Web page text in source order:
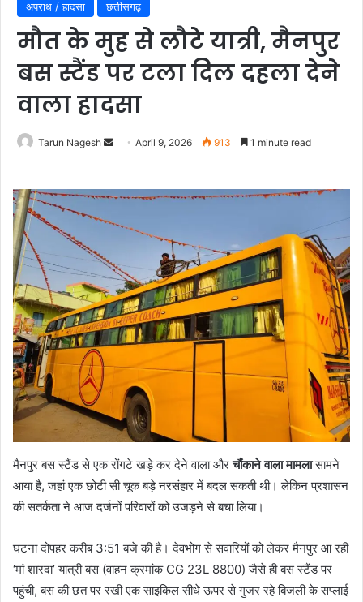
अपराध / हादसा छत्तीसगढ़
मौत के मुह से लौटे यात्री, मैनपुर
बस स्टैंड पर टला दिल दहला देने
वाला हादसा
Tarun Nagesh
Send April 9, 2026 913 1 minute read
मैनपुर बस स्टैंड से एक रोंगटे खड़े कर देने वाला औरचौंकाने वाला मामलासामने
आया है, जहां एक छोटी सी चूक बड़े नरसंहार में बदल सकती थी। लेकिन प्रशासन
की सतर्कता ने आज दर्जनों परिवारों को उजड़ने से बचा लिया।
घटना दोपहर करीब 3:51 बजे की है। देवभोग से सवारियों को लेकर मैनपुर आ रही
‘मां शारदा’ यात्री बस (वाहन क्रमांक CG 23L 8800) जैसे ही बस स्टैंड पर
पहुंची, बस की छत पर रखी एक साइकिल सीधे ऊपर से गुजर रहे बिजली के सप्लाई